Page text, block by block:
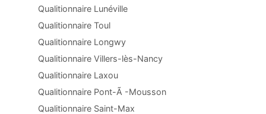
Qualitionnaire Lunéville
Qualitionnaire Toul
Qualitionnaire Longwy
Qualitionnaire Villers-lès-Nancy
Qualitionnaire Laxou
Qualitionnaire Pont-Ã -Mousson
Qualitionnaire Saint-Max